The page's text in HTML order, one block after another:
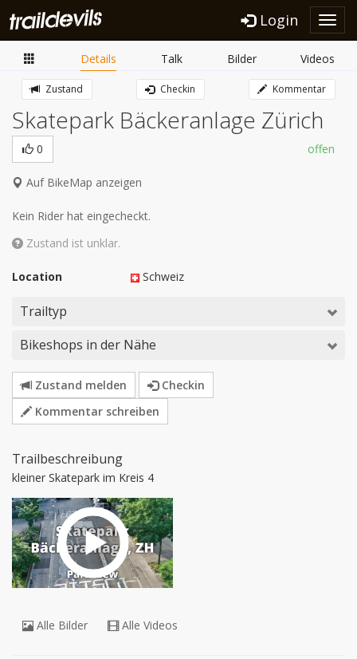
Login
Details Talk Bilder Videos
Zustand Checkin Kommentar
Skatepark Bäckeranlage Zürich
0 offen
Auf BikeMap anzeigen
Kein Rider hat eingecheckt.
Zustand ist unklar.
Location Schweiz
Trailtyp
Bikeshops in der Nähe
Zustand melden
Checkin
Kommentar schreiben
Trailbeschreibung
kleiner Skatepark im Kreis 4
Alle Bilder Alle Videos